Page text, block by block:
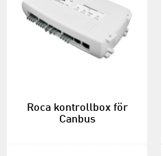
Roca kontrollbox för
Canbus